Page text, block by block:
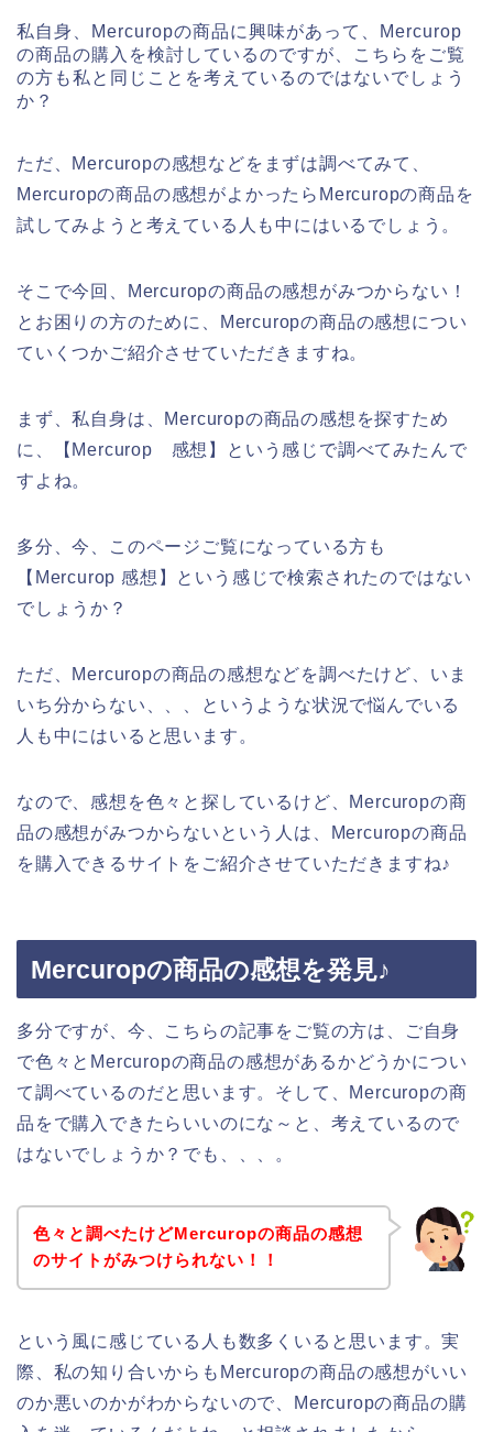
私自身、Mercuropの商品に興味があって、Mercurop
の商品の購入を検討しているのですが、こちらをご覧
の方も私と同じことを考えているのではないでしょう
か？
ただ、Mercuropの感想などをまずは調べてみて、
Mercuropの商品の感想がよかったらMercuropの商品を
試してみようと考えている人も中にはいるでしょう。
そこで今回、Mercuropの商品の感想がみつからない！
とお困りの方のために、Mercuropの商品の感想につい
ていくつかご紹介させていただきますね。
まず、私自身は、Mercuropの商品の感想を探すため
に、【Mercurop 感想】という感じで調べてみたんで
すよね。
多分、今、このページご覧になっている方も
【Mercurop 感想】という感じで検索されたのではない
でしょうか？
ただ、Mercuropの商品の感想などを調べたけど、いま
いち分からない、、、というような状況で悩んでいる
人も中にはいると思います。
なので、感想を色々と探しているけど、Mercuropの商
品の感想がみつからないという人は、Mercuropの商品
を購入できるサイトをご紹介させていただきますね♪
Mercuropの商品の感想を発見♪
多分ですが、今、こちらの記事をご覧の方は、ご自身
で色々とMercuropの商品の感想があるかどうかについ
て調べているのだと思います。そして、Mercuropの商
品をで購入できたらいいのにな～と、考えているので
はないでしょうか？でも、、、。
色々と調べたけどMercuropの商品の感想
のサイトがみつけられない！！
という風に感じている人も数多くいると思います。実
際、私の知り合いからもMercuropの商品の感想がいい
のか悪いのかがわからないので、Mercuropの商品の購